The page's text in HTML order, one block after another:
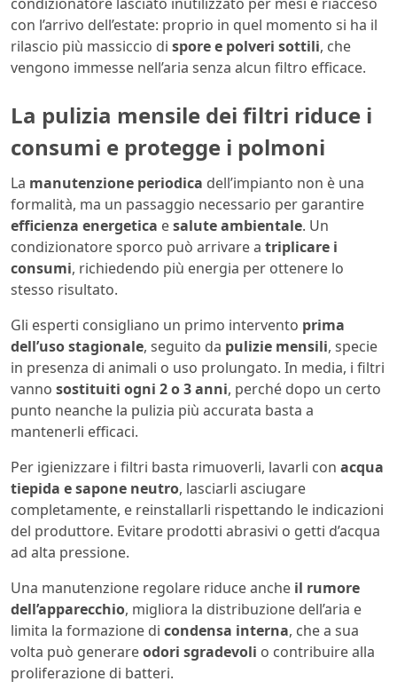
con l’arrivo dell’estate: proprio in quel momento si ha il
rilascio più massiccio di spore e polveri sottili, che
vengono immesse nell’aria senza alcun filtro efficace.
La pulizia mensile dei filtri riduce i
consumi e protegge i polmoni
La manutenzione periodica dell’impianto non è una
formalità, ma un passaggio necessario per garantire
efficienza energetica esalute ambientale. Un
condizionatore sporco può arrivare a triplicare i
consumi, richiedendo più energia per ottenere lo
stesso risultato.
Gli esperti consigliano un primo intervento prima
dell’uso stagionale, seguito da pulizie mensili, specie
in presenza di animali o uso prolungato. In media, i filtri
vanno sostituiti ogni 2 o 3 anni, perché dopo un certo
punto neanche la pulizia più accurata basta a
mantenerli efficaci.
Per igienizzare i filtri basta rimuoverli, lavarli con acqua
tiepida e sapone neutro, lasciarli asciugare
completamente, e reinstallarli rispettando le indicazioni
del produttore. Evitare prodotti abrasivi o getti d’acqua
ad alta pressione.
Una manutenzione regolare riduce anche il rumore
dell’apparecchio, migliora la distribuzione dell’aria e
limita la formazione di condensa interna, che a sua
volta può generareodori sgradevoli o contribuire alla
proliferazione di batteri.